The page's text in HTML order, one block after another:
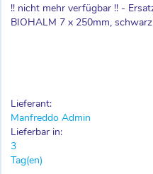
!! nicht mehr verfügbar !! -
BIOHALM 7 x 250mm,
Lieferant:
Manfreddo Admin
Lieferbar in:
3
Tag(en)